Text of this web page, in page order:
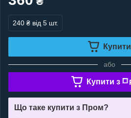
240 ₴ від 5 шт.
Купити
або
Купити з
Що таке купити з Пром?